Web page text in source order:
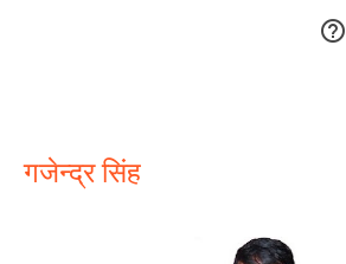

गजेन्द्र सिंह